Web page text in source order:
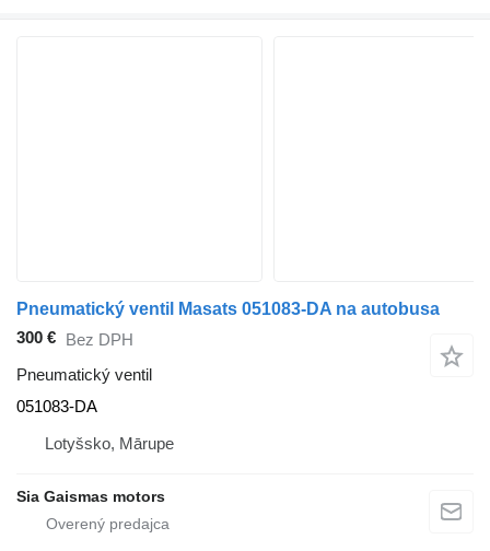
Pneumatický ventil Masats 051083-DA na autobusa
300 € Bez DPH
Pneumatický ventil
051083-DA
Lotyšsko, Mārupe
Sia Gaismas motors